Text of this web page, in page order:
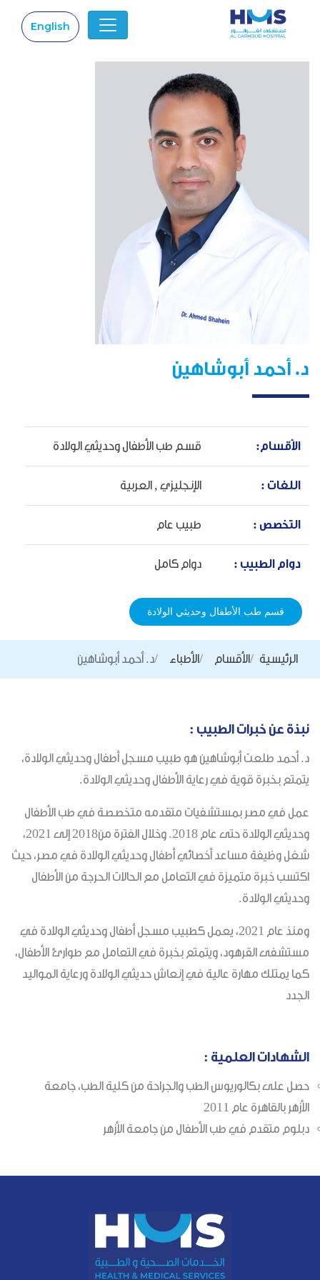
English
د. أحمد أبوشاهين
الأقسام: قسم طب الأطفال وحديثي الولادة
اللغات : الإنجليزي , العربية
التخصص : طبيب عام
دوام الطبيب : دوام كامل
قسم طب الأطفال وحديثي الولادة
الرئيسية الأقسام الأطباء د. أحمد أبوشاهين
نبذة عن خبرات الطبيب :
د. أحمد طلعت أبوشاهين هو طبيب مسجل أطفال وحديثي الولادة،
يتمتع بخبرة قوية في رعاية الأطفال وحديثي الولادة.
عمل في مصر بمستشفيات متقدمه متخصصة في طب الأطفال
وحديثي الولادة حتى عام 2018. وخلال الفترة من2018 إلى 2021،
شغل وظيفة مساعد أخصائي أطفال وحديثي الولادة في مصر، حيث
اكتسب خبرة متميزة في التعامل مع الحالات الحرجة من الأطفال
وحديثي الولادة.
ومنذ عام 2021، يعمل كطبيب مسجل أطفال وحديثي الولادة في
مستشفى القرهود، ويتمتع بخبرة في التعامل مع طوارئ الأطفال،
كما يمتلك مهارة عالية في إنعاش حديثي الولادة ورعاية المواليد
الجدد
الشهادات العلمية :
حصل على بكالوريوس الطب والجراحة من كلية الطب، جامعة
الأزهر بالقاهرة عام 2011
دبلوم متقدم في طب الأطفال من جامعة الأزهر